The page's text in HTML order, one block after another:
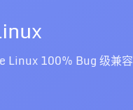
Linux 100% Bug 级兼容